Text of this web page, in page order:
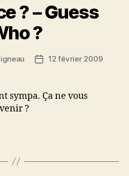
? – Guess
?
Date12 février 2009
sympa. Ça ne vous
?